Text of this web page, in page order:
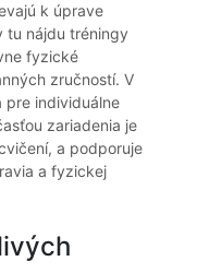
k úprave
tu nájdu tréningy
fyzické
zručností. V
pre individuálne
zariadenia je
a podporuje
a fyzickej